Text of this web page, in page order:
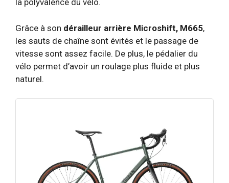
la polyvalence du vélo.
Grâce à son dérailleur arrière Microshift, M665,
les sauts de chaîne sont évités et le passage de
vitesse sont assez facile. De plus, le pédalier du
vélo permet d’avoir un roulage plus fluide et plus
naturel.